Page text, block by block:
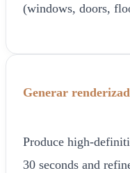
(windows, doors,
Generar
Produce high-
30 seconds and